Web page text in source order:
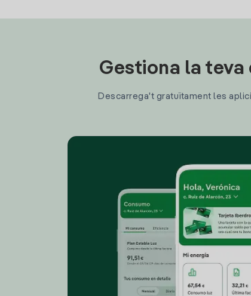
Gestiona la
Descarrega't gratuïtament les